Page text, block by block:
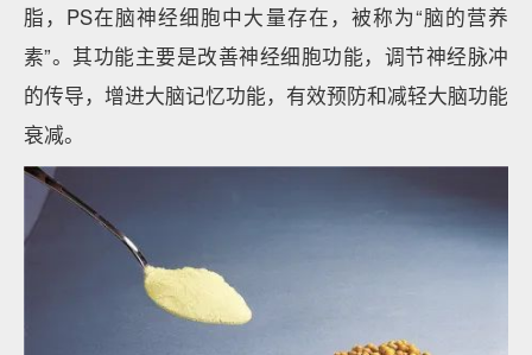
脂，PS在脑神经细胞中大量存在，被称为“脑的营养
素”。其功能主要是改善神经细胞功能，调节神经脉冲
的传导，增进大脑记忆功能，有效预防和减轻大脑功能
衰减。